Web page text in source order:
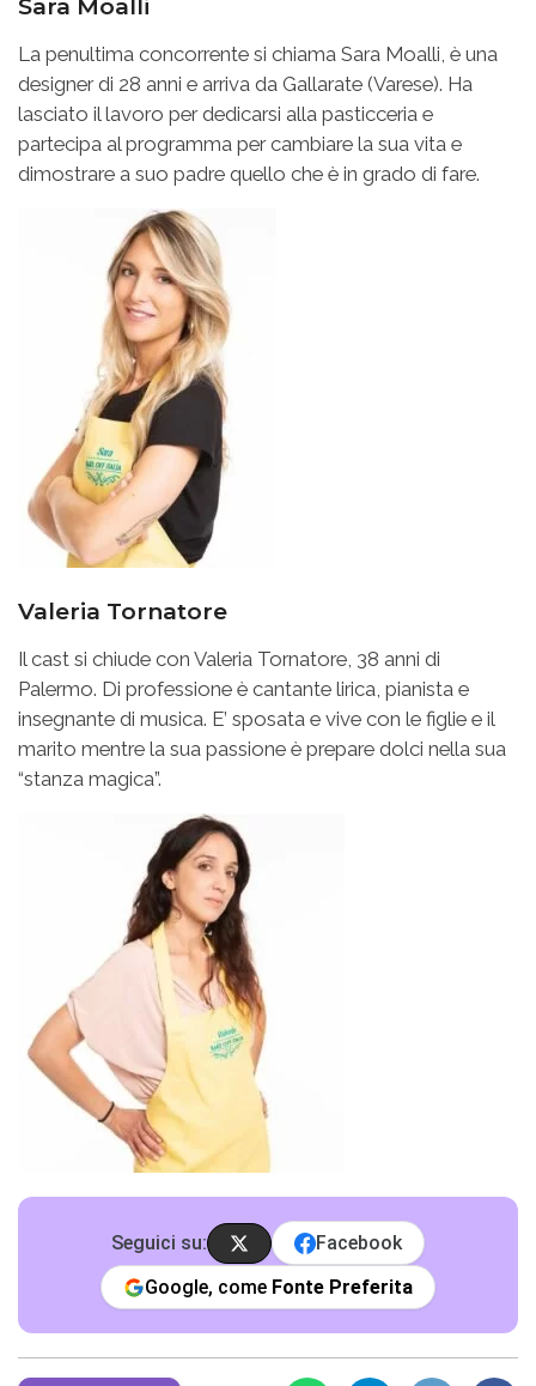
Sara Moalli
La penultima concorrente si chiama Sara Moalli, è una
designer di 28 anni e arriva da Gallarate (Varese). Ha
lasciato il lavoro per dedicarsi alla pasticceria e
partecipa al programma per cambiare la sua vita e
dimostrare a suo padre quello che è in grado di fare.
Valeria Tornatore
Il cast si chiude con Valeria Tornatore, 38 anni di
Palermo. Di professione è cantante lirica, pianista e
insegnante di musica. E’ sposata e vive con le figlie e il
marito mentre la sua passione è prepare dolci nella sua
“stanza magica”.
Seguici su:
Facebook
Google, come Fonte Preferita